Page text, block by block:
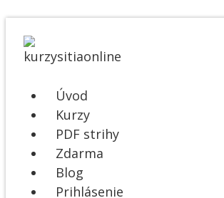
Úvod
Kurzy
PDF strihy
Zdarma
Blog
Prihlásenie